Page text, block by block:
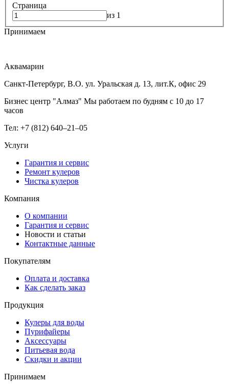
Страница
из 1
Принимаем
Аквамарин
Санкт-Петербург, В.О. ул. Уральская д. 13, лит.К, офис 29
Бизнес центр "Алмаз" Мы работаем по будням с 10 до 17
часов
Тел: +7 (812) 640–21–05
Услуги
Гарантия и сервис
Ремонт кулеров
Чистка кулеров
Компания
О компании
Гарантия и сервис
Новости и статьи
Контактные данные
Покупателям
Оплата и доставка
Как сделать заказ
Продукция
Кулеры для воды
Пурифайеры
Аксессуары
Питьевая вода
Скидки и акции
Принимаем